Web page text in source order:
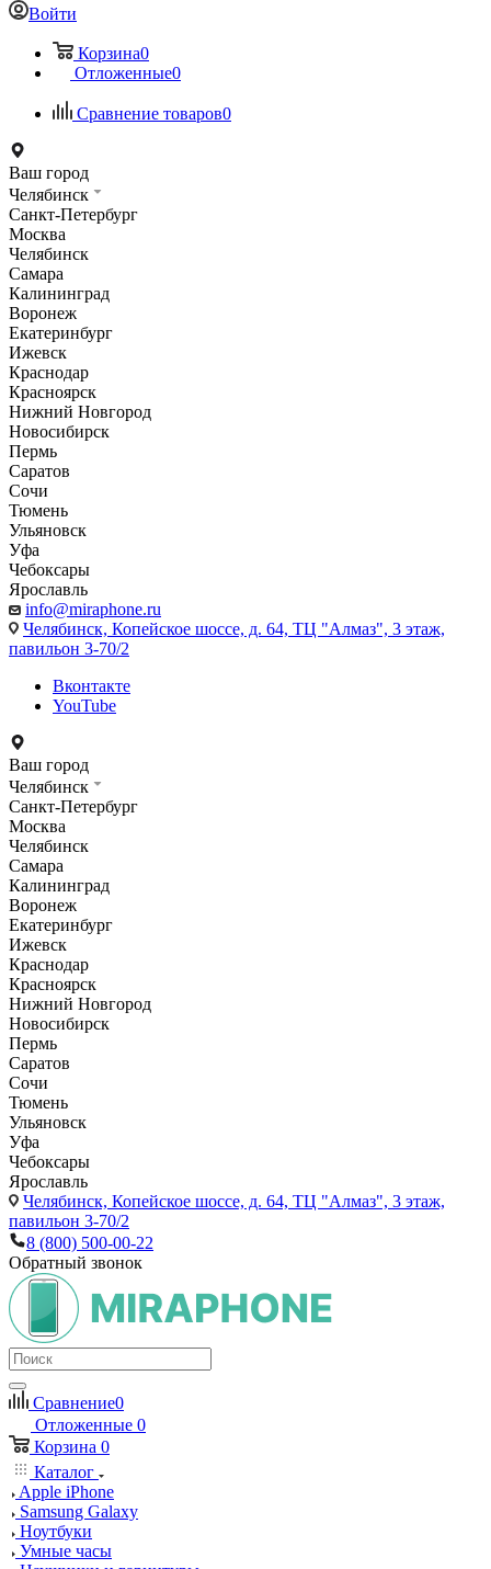
Войти
Корзина0
Отложенные0
Сравнение товаров0
Ваш город
Челябинск
Санкт-Петербург
Москва
Челябинск
Самара
Калининград
Воронеж
Екатеринбург
Ижевск
Краснодар
Красноярск
Нижний Новгород
Новосибирск
Пермь
Саратов
Сочи
Тюмень
Ульяновск
Уфа
Чебоксары
Ярославль
info@miraphone.ru
Челябинск, Копейское шоссе, д. 64, ТЦ "Алмаз", 3 этаж,
павильон 3-70/2
Вконтакте
YouTube
Ваш город
Челябинск
Санкт-Петербург
Москва
Челябинск
Самара
Калининград
Воронеж
Екатеринбург
Ижевск
Краснодар
Красноярск
Нижний Новгород
Новосибирск
Пермь
Саратов
Сочи
Тюмень
Ульяновск
Уфа
Чебоксары
Ярославль
Челябинск, Копейское шоссе, д. 64, ТЦ "Алмаз", 3 этаж,
павильон 3-70/2
8 (800) 500-00-22
Обратный звонок
Сравнение0
Отложенные 0
Корзина 0
Каталог
Apple iPhone
Samsung Galaxy
Ноутбуки
Умные часы